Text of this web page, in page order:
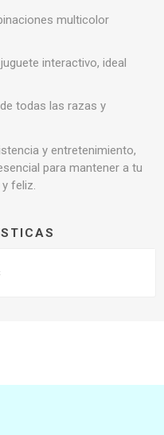
multicolor
interactivo, ideal
todas las razas y
y entretenimiento,
para mantener a tu
feliz.